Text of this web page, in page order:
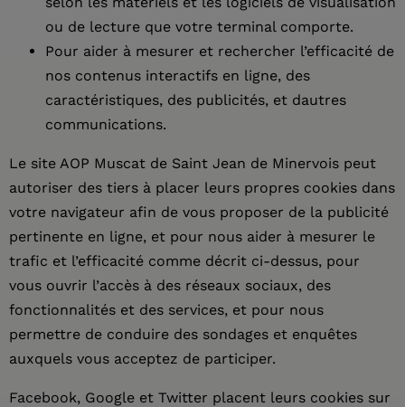
ou de lecture que votre terminal comporte.
Pour aider à mesurer et rechercher l’efficacité de
nos contenus interactifs en ligne, des
caractéristiques, des publicités, et dautres
communications.
Le site AOP Muscat de Saint Jean de Minervois peut
autoriser des tiers à placer leurs propres cookies dans
votre navigateur afin de vous proposer de la publicité
pertinente en ligne, et pour nous aider à mesurer le
trafic et l’efficacité comme décrit ci-dessus, pour
vous ouvrir l’accès à des réseaux sociaux, des
fonctionnalités et des services, et pour nous
permettre de conduire des sondages et enquêtes
auxquels vous acceptez de participer.
Facebook, Google et Twitter placent leurs cookies sur